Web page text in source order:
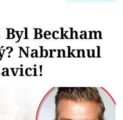
Beckham
Nabrnknul